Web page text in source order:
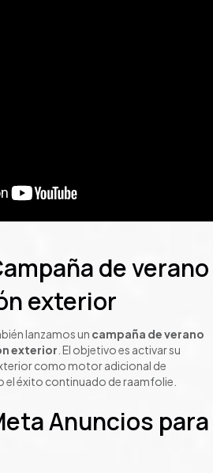
de verano
exterior
lanzamos un campaña de verano
exterior . El objetivo es activar su
como motor adicional de
éxito continuado de raamfolie.
Anuncios para